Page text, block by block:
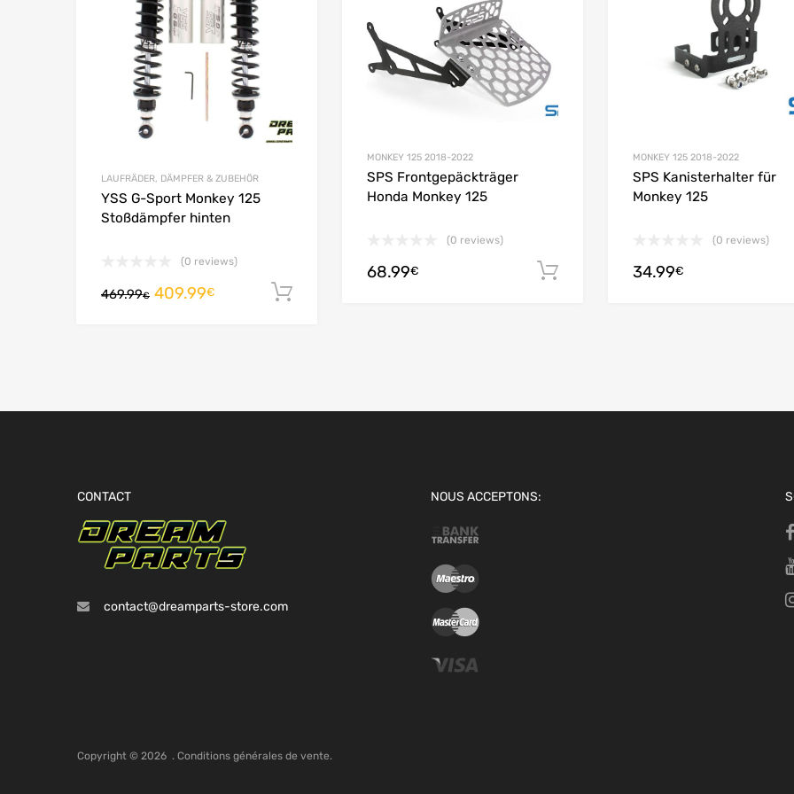
Add to Compare
LAUFRÄDER, DÄMPFER & ZUBEHÖR
YSS G-Sport Monkey 125
Stoßdämpfer hinten
(0 reviews)
469.99€ 409.99€
MONKEY 125 2018-2022
SPS Frontgepäckträger
Honda Monkey 125
(0 reviews)
68.99€ In den Warenkorb
MONKEY 125 2018-2022
SPS Kanisterhalter für
Monkey 125
(0 reviews)
34.99€
CONTACT
contact@dreamparts-store.com
NOUS ACCEPTONS:
Copyright © 2026 . Conditions générales de vente.